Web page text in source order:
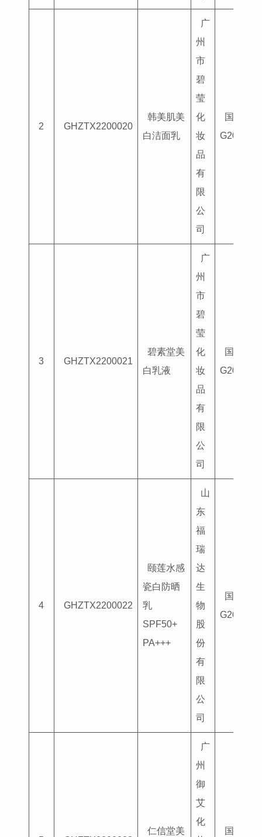
2 GHZTX2200020
韩美肌美
白洁面乳
广
州
市
碧
莹
化
妆
品
有
限
公
司
国妆特字
3 GHZTX2200021
碧素堂美
白乳液
广
州
市
碧
莹
化
妆
品
有
限
公
司
国妆特字
4 GHZTX2200022
颐莲水感
瓷白防晒
乳
SPF50+
PA+++
山
东
福
瑞
达
生
物
股
份
有
限
公
司
国妆特字
仁信堂美
广
州
御
艾
化
国妆特字